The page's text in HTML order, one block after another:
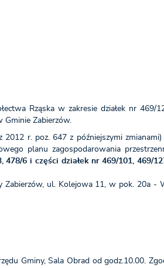
Rząska w zakresie działek nr 469/
Gminie Zabierzów.
r. poz. 647 z późniejszymi zmianami)
planu zagospodarowania
6 i części działek nr 469/101, 469/
ul. Kolejowa 11, w pok. 20a -
Gminy, Sala Obrad od godz.10.00.